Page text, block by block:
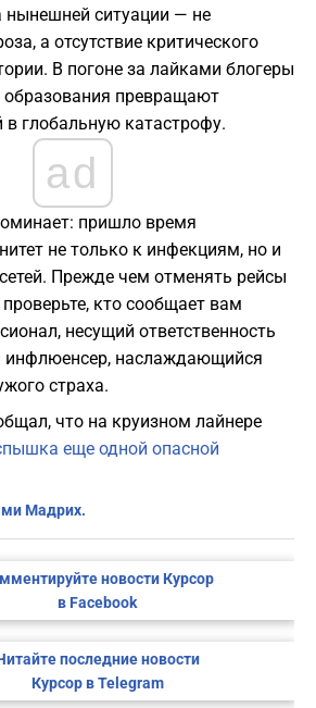
нынешней ситуации — не
а отсутствие критического
В погоне за лайками блогеры
образования превращают
глобальную катастрофу.
ad
пришло время
не только к инфекциям, но и
Прежде чем отменять рейсы
кто сообщает вам
несущий ответственность
инфлюенсер, наслаждающийся
страха.
что на круизном лайнере
еще одной опасной
Мадрих.
новости Курсор
в Facebook
последние новости
Курсор в Telegram